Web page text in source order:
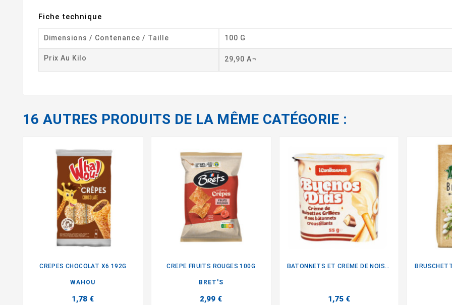
Fiche technique
Dimensions / Contenance / Taille 100 G
Prix Au Kilo 29,90 A¬
16 AUTRES PRODUITS DE LA MÊME CATÉGORIE :
CREPES CHOCOLAT X6 192G
WAHOU
1,78 €
CREPE FRUITS ROUGES 100G
BRET'S
2,99 €
BATONNETS ET CREME DE NOISETTE
1,75 €